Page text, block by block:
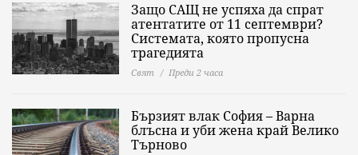
Защо САЩ не успяха да спрат
атентатите от 11 септември?
Системата, която пропусна
трагедията
Свят Преди 2 часа
Бързият влак София – Варна
блъсна и уби жена край Велико
Търново